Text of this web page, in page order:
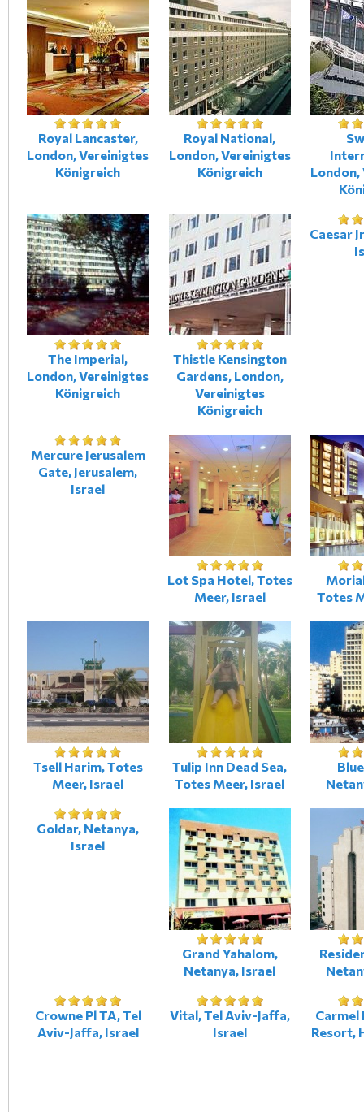
Royal Lancaster,
London, Vereinigtes
Königreich
Royal National,
London, Vereinigtes
Königreich
London,
The Imperial,
London, Vereinigtes
Königreich
Thistle Kensington
Gardens, London,
Vereinigtes
Königreich
Caesar
Mercure Jerusalem
Gate, Jerusalem,
Israel
Lot Spa Hotel, Totes
Meer, Israel
Totes
Tsell Harim, Totes
Meer, Israel
Tulip Inn Dead Sea,
Totes Meer, Israel
Goldar, Netanya,
Israel
Grand Yahalom,
Netanya, Israel
Crowne Pl TA, Tel
Aviv-Jaffa, Israel
Vital, Tel Aviv-Jaffa,
Israel
Carmel
Resort,